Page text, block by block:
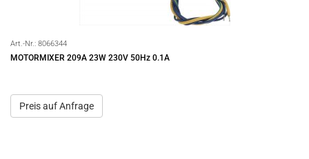
Art.-Nr.: 8066344
MOTORMIXER 209A 23W 230V 50Hz 0.1A
Preis auf Anfrage